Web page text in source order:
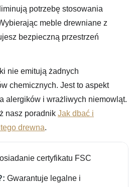
potrzebę stosowania
meble drewniane z
bezpieczną przestrzeń
nie emitują żadnych
chemicznych. Jest to aspekt
alergików i wrażliwych niemowląt.
nasz poradnik Jak dbać i
drewna.
certyfikatu FSC
Gwarantuje legalne i